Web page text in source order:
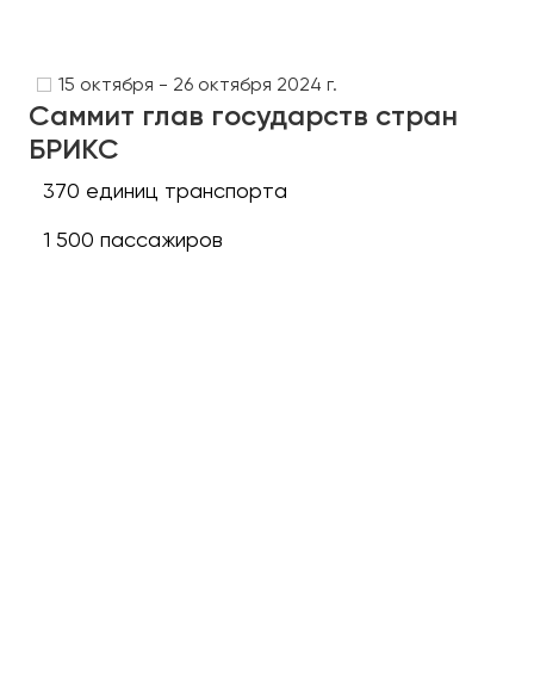
15 октября - 26 октября 2024 г.
Саммит глав государств стран
БРИКС
370 единиц транспорта
1 500 пассажиров